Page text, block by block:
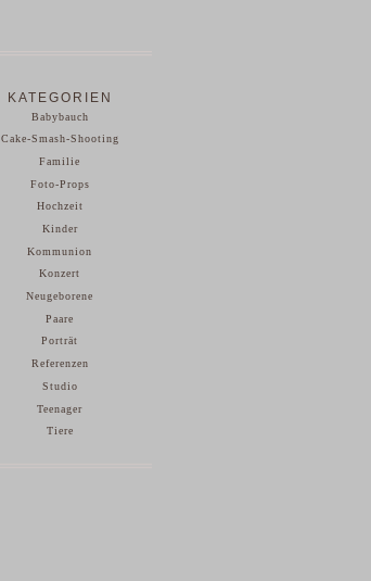
KATEGORIEN
Babybauch
Cake-Smash-Shooting
Familie
Foto-Props
Hochzeit
Kinder
Kommunion
Konzert
Neugeborene
Paare
Porträt
Referenzen
Studio
Teenager
Tiere